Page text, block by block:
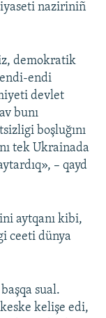
naziriniñ
demokratik
endi
devlet
bunı
boşluğını
tek Ukrainada
– qayd
aytqanı kibi,
ceeti dünya
sual.
kelişe edi,